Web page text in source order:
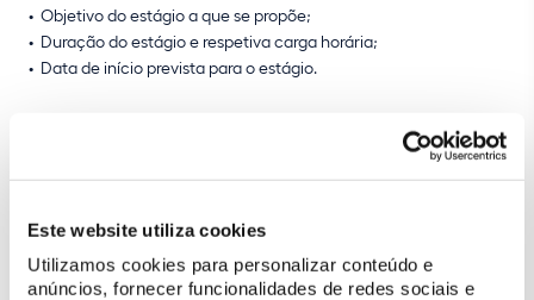
Este website utiliza cookies
Utilizamos cookies para personalizar conteúdo e
anúncios, fornecer funcionalidades de redes sociais e
Objetivo do estágio a que se propõe;
Duração do estágio e respetiva carga horária;
Data de início prevista para o estágio.
Venha estagiar com a Parques de Sintra! Contacte-